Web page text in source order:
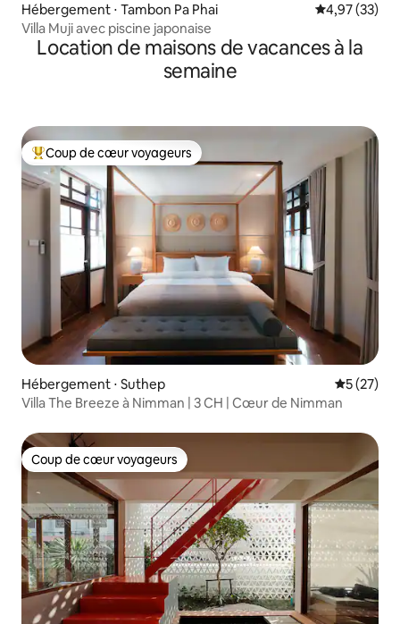
Hébergement ⋅ Tambon Pa Phai Évaluation
4,97 (33)
Villa Muji avec piscine japonaise
Location de maisons de vacances à la
semaine
Coups de cœur voyageurs les plus appréciés
Coup de cœur voyageurs
Hébergement ⋅ Suthep
5 (27)
Villa The Breeze à Nimman | 3 CH | Cœur de Nimman
Coup de cœur voyageurs
Coup de cœur voyageurs